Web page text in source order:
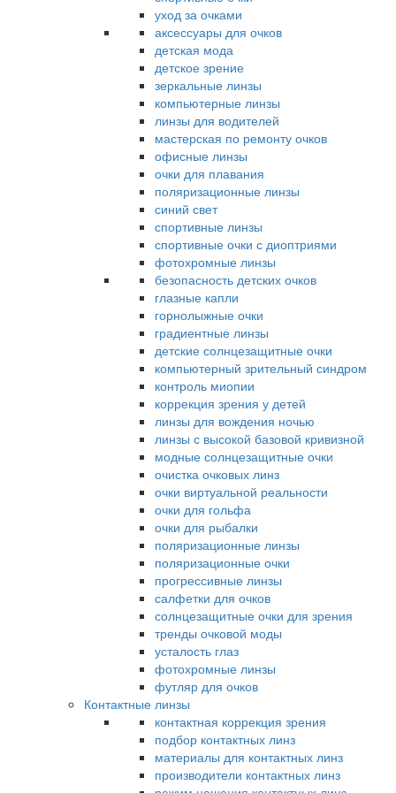
уход за очками
аксессуары для очков
детская мода
детское зрение
зеркальные линзы
компьютерные линзы
линзы для водителей
мастерская по ремонту очков
офисные линзы
очки для плавания
поляризационные линзы
синий свет
спортивные линзы
спортивные очки с диоптриями
фотохромные линзы
безопасность детских очков
глазные капли
горнолыжные очки
градиентные линзы
детские солнцезащитные очки
компьютерный зрительный синдром
контроль миопии
коррекция зрения у детей
линзы для вождения ночью
линзы с высокой базовой кривизной
модные солнцезащитные очки
очистка очковых линз
очки виртуальной реальности
очки для гольфа
очки для рыбалки
поляризационные линзы
поляризационные очки
прогрессивные линзы
салфетки для очков
солнцезащитные очки для зрения
тренды очковой моды
усталость глаз
фотохромные линзы
футляр для очков
Контактные линзы
контактная коррекция зрения
подбор контактных линз
материалы для контактных линз
производители контактных линз